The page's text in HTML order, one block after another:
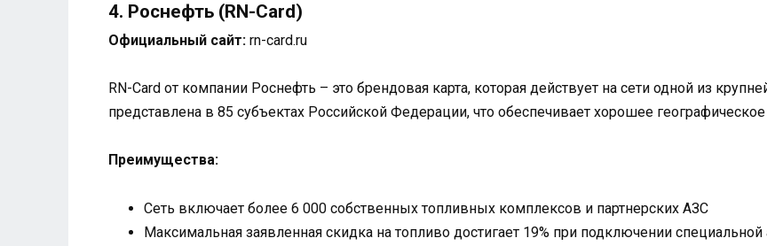
4. Роснефть (RN-Card)
Официальный сайт: rn-card.ru
RN-Card от компании Роснефть – это брендовая карта, которая действует на сети одной из
представлена в 85 субъектах Российской Федерации, что обеспечивает хорошее
Преимущества:
Сеть включает более 6 000 собственных топливных комплексов и партнерских АЗС
Максимальная заявленная скидка на топливо достигает 19% при подключении